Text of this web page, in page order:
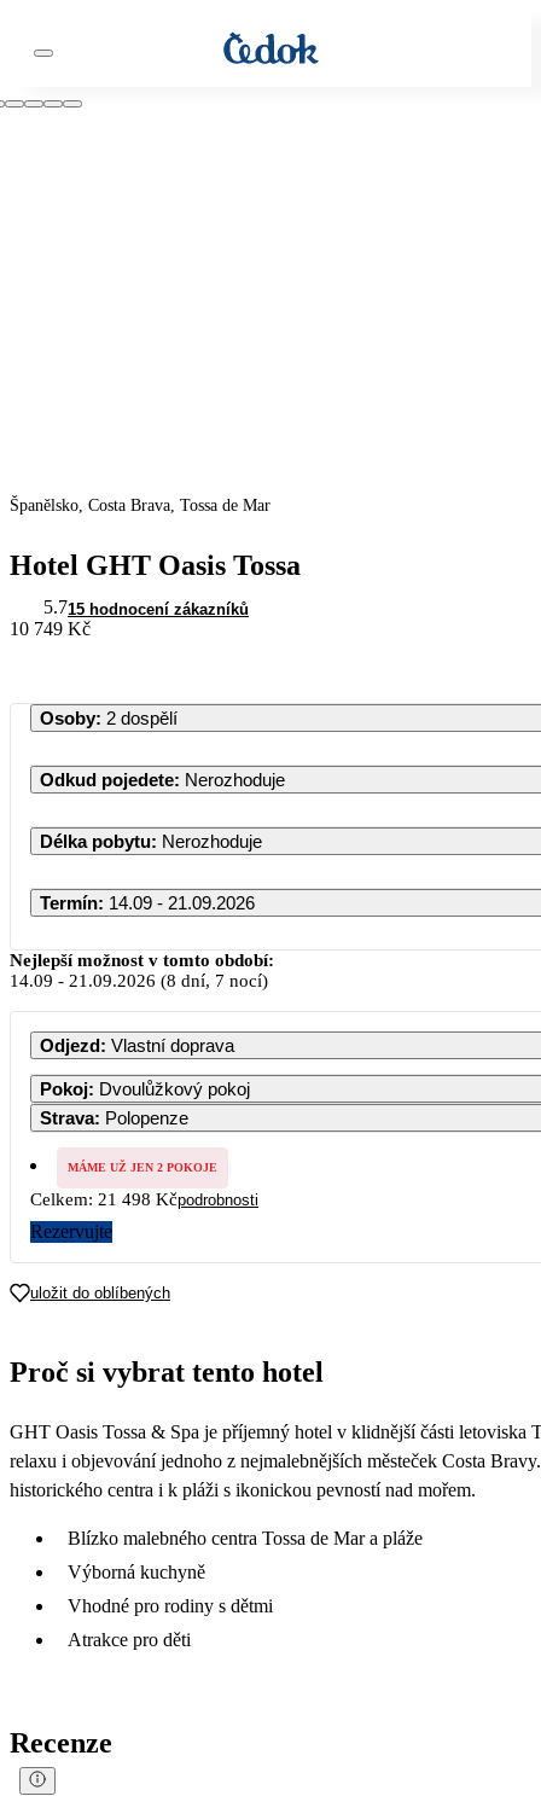
Španělsko, Costa Brava, Tossa de Mar
Hotel GHT Oasis Tossa
5.715 hodnocení zákazníků
10 749 Kč
Osoby: 2 dospělí
Odkud pojedete: Nerozhoduje
Délka pobytu: Nerozhoduje
Termín: 14.09 - 21.09.2026
PO ÚT
1
7 8
21 22
Nejlepší možnost v tomto období:
14.09 - 21.09.2026 (8 dní, 7 nocí)
Odjezd: Vlastní doprava
Pokoj: Dvoulůžkový pokoj
Strava: Polopenze
MÁME UŽ JEN 2 POKOJE
Celkem: 21 498 Kčpodrobnosti
Rezervujte
uložit do oblíbených
Proč si vybrat tento hotel
GHT Oasis Tossa & Spa je příjemný hotel v klidnější části letoviska
relaxu i objevování jednoho z nejmalebnějších městeček Costa
historického centra i k pláži s ikonickou pevností nad mořem.
Blízko malebného centra Tossa de Mar a pláže
Výborná kuchyně
Vhodné pro rodiny s dětmi
Atrakce pro děti
Recenze